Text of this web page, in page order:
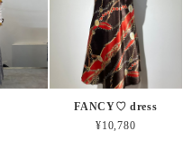
FANCY♡ dress
¥10,780